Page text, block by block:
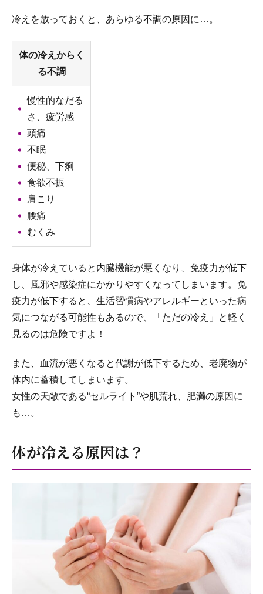
冷えを放っておくと、あらゆる不調の原因に…。
体の冷えからく
る不調
慢性的なだる
さ、疲労感
頭痛
不眠
便秘、下痢
食欲不振
肩こり
腰痛
むくみ
身体が冷えていると内臓機能が悪くなり、免疫力が低下
し、風邪や感染症にかかりやすくなってしまいます。免
疫力が低下すると、生活習慣病やアレルギーといった病
気につながる可能性もあるので、「ただの冷え」と軽く
見るのは危険ですよ！
また、血流が悪くなると代謝が低下するため、老廃物が
体内に蓄積してしまいます。
女性の天敵である“セルライト”や肌荒れ、肥満の原因に
も…。
体が冷える原因は？